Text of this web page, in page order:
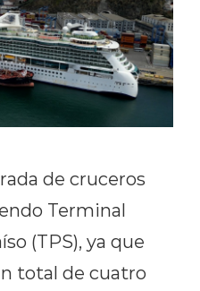
de cruceros
Terminal
(TPS), ya que
total de cuatro